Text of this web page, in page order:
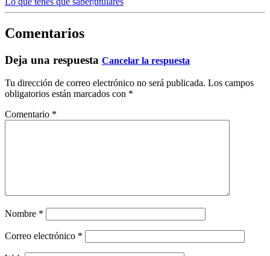
Comentarios
Deja una respuesta Cancelar la respuesta
Tu dirección de correo electrónico no será publicada. Los campos
obligatorios están marcados con *
Comentario *
Nombre *
Correo electrónico *